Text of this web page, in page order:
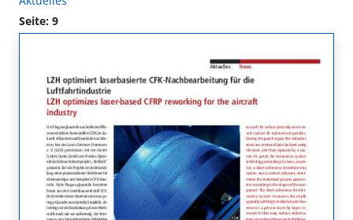
Seite: 9